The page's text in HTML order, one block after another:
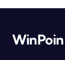
WinPoin